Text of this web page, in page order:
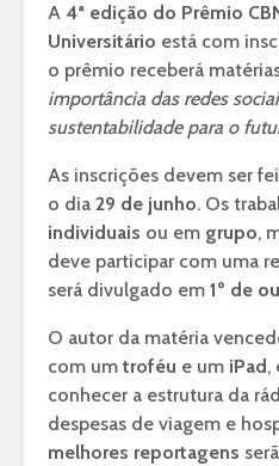
A 4ª edição do Prêmio
Universitário está com
o prêmio receberá
importância das redes
sustentabilidade para o
As inscrições devem ser
o dia 29 de junho. Os
individuais ou em grupo,
deve participar com uma
será divulgado em 1º de
O autor da matéria
com um troféu e um iPad,
conhecer a estrutura da
despesas de viagem e
melhores reportagens